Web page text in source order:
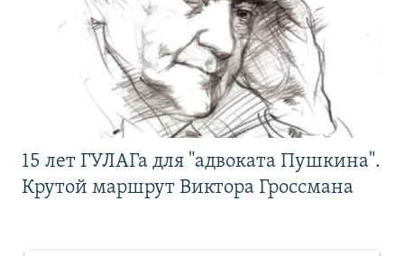
15 лет ГУЛАГа для "адвоката Пушкина".
Крутой маршрут Виктора Гроссмана